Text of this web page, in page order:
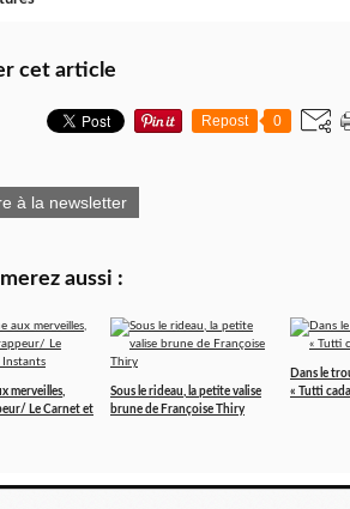
cet article
Repost 0
à la newsletter
aussi :
merveilles,
Le Carnet et
Sous le rideau, la petite valise
brune de Françoise Thiry
Dans le
« Tutti